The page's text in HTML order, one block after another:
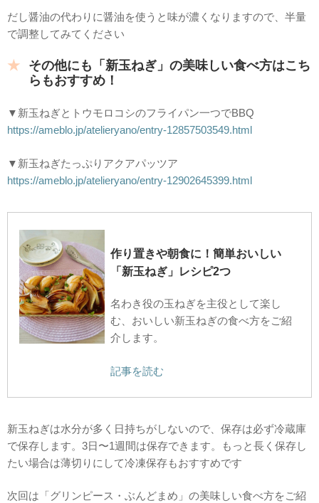
だし醤油の代わりに醤油を使うと味が濃くなりますので、半量
で調整してみてください
その他にも「新玉ねぎ」の美味しい食べ方はこち
らもおすすめ！
▼新玉ねぎとトウモロコシのフライパン一つでBBQ
https://ameblo.jp/atelieryano/entry-12857503549.html
▼新玉ねぎたっぷりアクアパッツア
https://ameblo.jp/atelieryano/entry-12902645399.html
作り置きや朝食に！簡単おいしい
「新玉ねぎ」レシピ2つ
名わき役の玉ねぎを主役として楽し
む、おいしい新玉ねぎの食べ方をご紹
介します。
記事を読む
新玉ねぎは水分が多く日持ちがしないので、保存は必ず冷蔵庫
で保存します。3日〜1週間は保存できます。もっと長く保存し
たい場合は薄切りにして冷凍保存もおすすめです
次回は「グリンピース・ぶんどまめ」の美味しい食べ方をご紹